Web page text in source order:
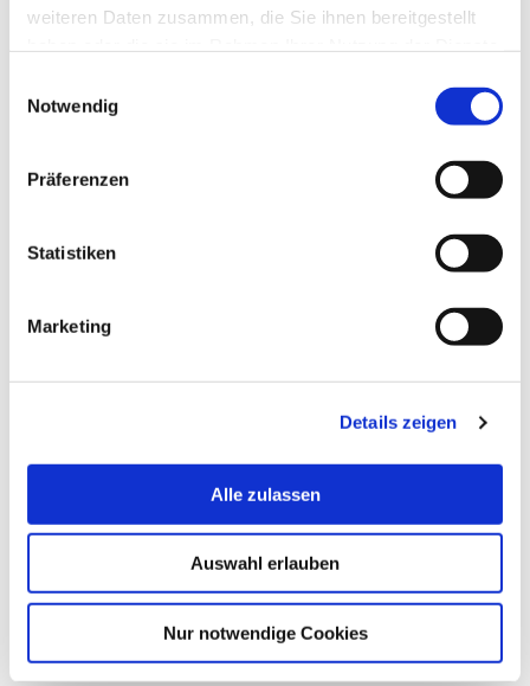
weiteren Daten zusammen, die Sie ihnen bereitgestellt
Notwendig
Präferenzen
Statistiken
Marketing
Details zeigen
Alle zulassen
Auswahl erlauben
Nur notwendige Cookies
more
© Hochschule Bremerhaven/Silhouette 2
Markus Barkhorn